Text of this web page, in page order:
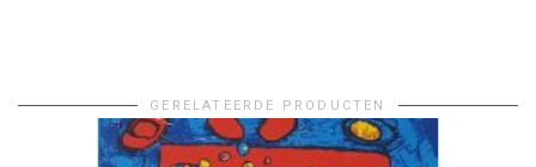
GERELATEERDE PRODUCTEN